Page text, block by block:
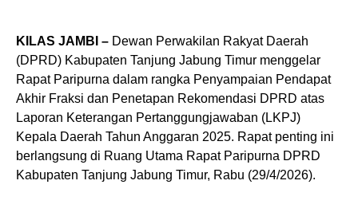
KILAS JAMBI – Dewan Perwakilan Rakyat Daerah
(DPRD) Kabupaten Tanjung Jabung Timur menggelar
Rapat Paripurna dalam rangka Penyampaian Pendapat
Akhir Fraksi dan Penetapan Rekomendasi DPRD atas
Laporan Keterangan Pertanggungjawaban (LKPJ)
Kepala Daerah Tahun Anggaran 2025. Rapat penting ini
berlangsung di Ruang Utama Rapat Paripurna DPRD
Kabupaten Tanjung Jabung Timur, Rabu (29/4/2026).